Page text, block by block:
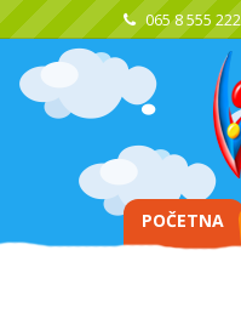
065 8 555 222
POČETNA